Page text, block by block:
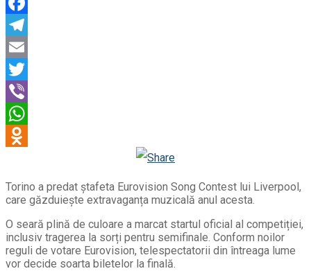
Odnoklassniki
Torino a predat ștafeta Eurovision Song Contest lui Liverpool,
care găzduiește extravaganța muzicală anul acesta.
O seară plină de culoare a marcat startul oficial al competiției,
inclusiv tragerea la sorți pentru semifinale. Conform noilor
reguli de votare Eurovision, telespectatorii din întreaga lume
vor decide soarta biletelor la finală.